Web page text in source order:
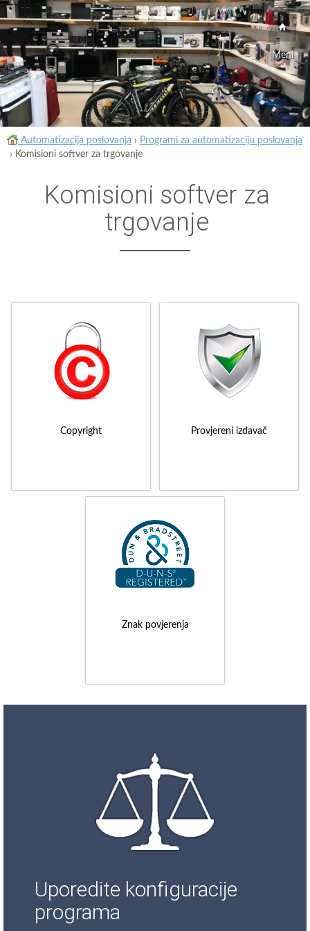
Meni
Automatizacija poslovanja › Programi za automatizaciju poslovanja
› Komisioni softver za trgovanje
Komisioni softver za
trgovanje
Copyright Provjereni izdavač
Znak povjerenja
Uporedite konfiguracije
programa